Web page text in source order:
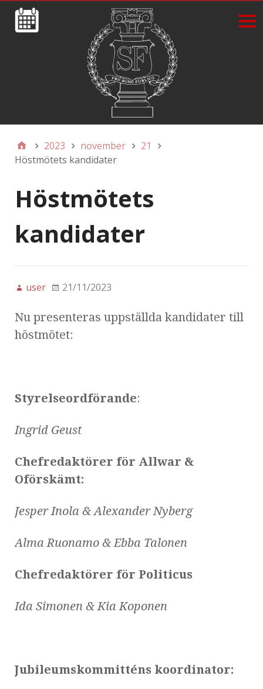
2023 november
21
Höstmötets kandidater
Höstmötets
kandidater
user 21/11/2023
Nu presenteras uppställda kandidater till
höstmötet:
Styrelseordförande:
Ingrid Geust
Chefredaktörer för Allwar &
Oförskämt:
Jesper Inola & Alexander Nyberg
Alma Ruonamo & Ebba Talonen
Chefredaktörer för Politicus
Ida Simonen & Kia Koponen
Jubileumskommitténs koordinator: